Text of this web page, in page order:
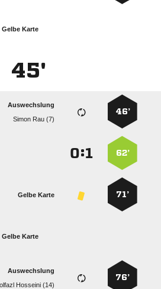
Gelbe Karte
45'
46’
Auswechslung
  
62’
:
71’
Gelbe Karte
Gelbe Karte
76’
Auswechslung
 